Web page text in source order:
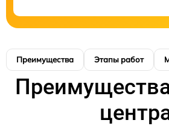
Преимущества Этапы работ